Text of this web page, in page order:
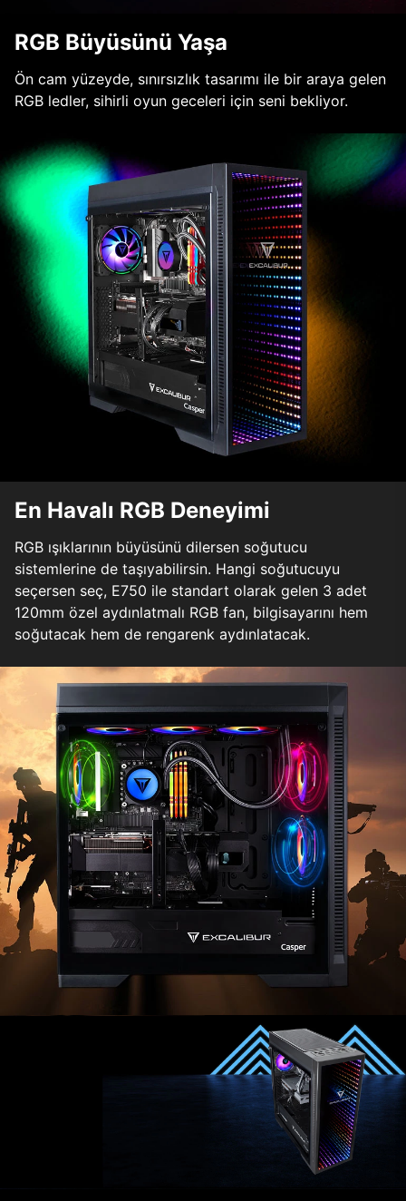
RGB Büyüsünü Yaşa
Ön cam yüzeyde, sınırsızlık tasarımı ile bir araya gelen
RGB ledler, sihirli oyun geceleri için seni bekliyor.
En Havalı RGB Deneyimi
RGB ışıklarının büyüsünü dilersen soğutucu
sistemlerine de taşıyabilirsin. Hangi soğutucuyu
seçersen seç, E750 ile standart olarak gelen 3 adet
120mm özel aydınlatmalı RGB fan, bilgisayarını hem
soğutacak hem de rengarenk aydınlatacak.